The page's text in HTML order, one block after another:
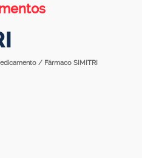
/ Fármaco SIMITRI